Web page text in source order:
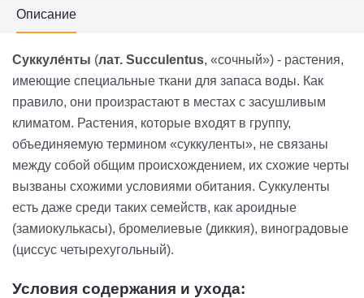
Описание
Суккуле́нты (лат. Succulentus, «сочный») - растения,
имеющие специальные ткани для запаса воды. Как
правило, они произрастают в местах с засушливым
климатом. Растения, которые входят в группу,
объединяемую термином «суккуленты», не связаны
между собой общим происхождением, их схожие черты
вызваны схожими условиями обитания. Суккуленты
есть даже среди таких семейств, как ароидные
(замиокулькасы), бромелиевые (диккия), виноградовые
(циссус четырехугольный).
Условия содержания и ухода: